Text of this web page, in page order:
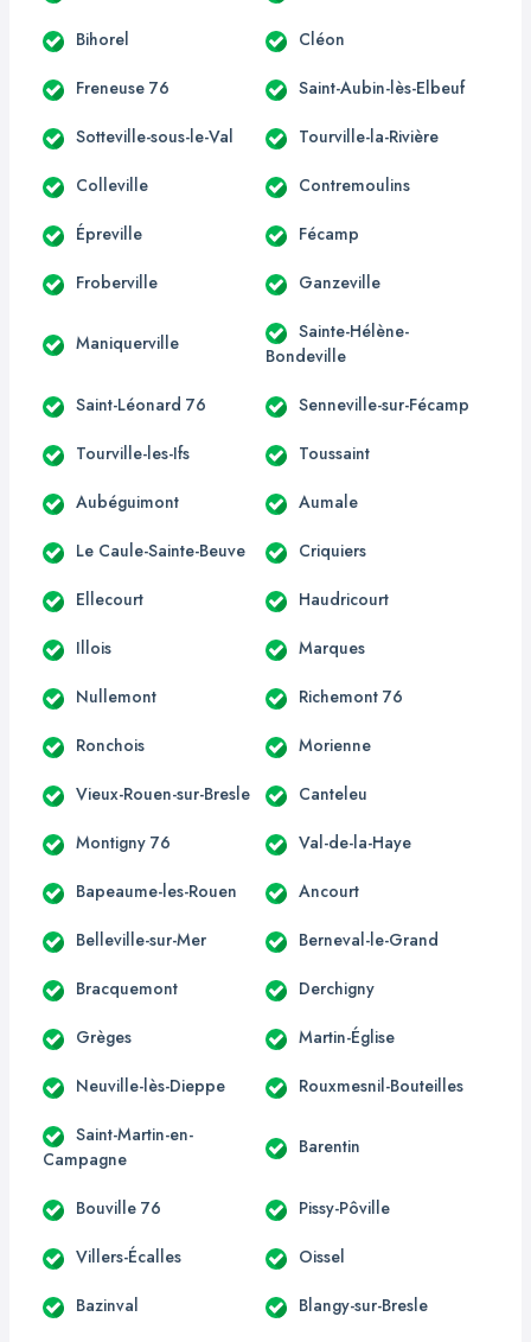
Bihorel Cléon
Freneuse 76 Saint-Aubin-lès-Elbeuf
Sotteville-sous-le-Val Tourville-la-Rivière
Colleville Contremoulins
Épreville Fécamp
Froberville Ganzeville
Maniquerville
Sainte-Hélène-
Bondeville
Saint-Léonard 76 Senneville-sur-Fécamp
Tourville-les-Ifs Toussaint
Aubéguimont Aumale
Le Caule-Sainte-Beuve Criquiers
Ellecourt Haudricourt
Illois Marques
Nullemont Richemont 76
Ronchois Morienne
Vieux-Rouen-sur-Bresle Canteleu
Montigny 76 Val-de-la-Haye
Bapeaume-les-Rouen Ancourt
Belleville-sur-Mer Berneval-le-Grand
Bracquemont Derchigny
Grèges Martin-Église
Neuville-lès-Dieppe Rouxmesnil-Bouteilles
Saint-Martin-en-
Campagne
Barentin
Bouville 76 Pissy-Pôville
Villers-Écalles Oissel
Bazinval Blangy-sur-Bresle